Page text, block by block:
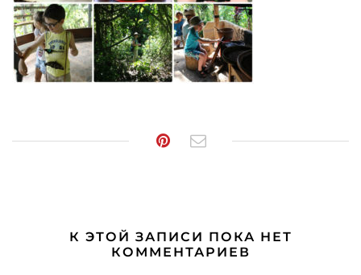
К ЭТОЙ ЗАПИСИ ПОКА НЕТ
КОММЕНТАРИЕВ